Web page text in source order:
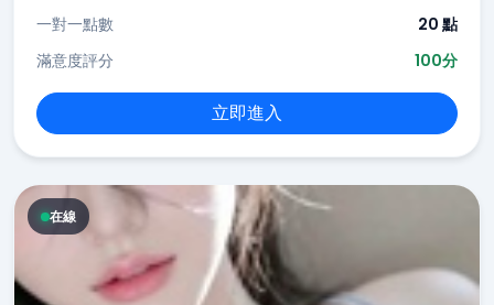
一對一點數
20 點
滿意度評分
100分
立即進入
在線